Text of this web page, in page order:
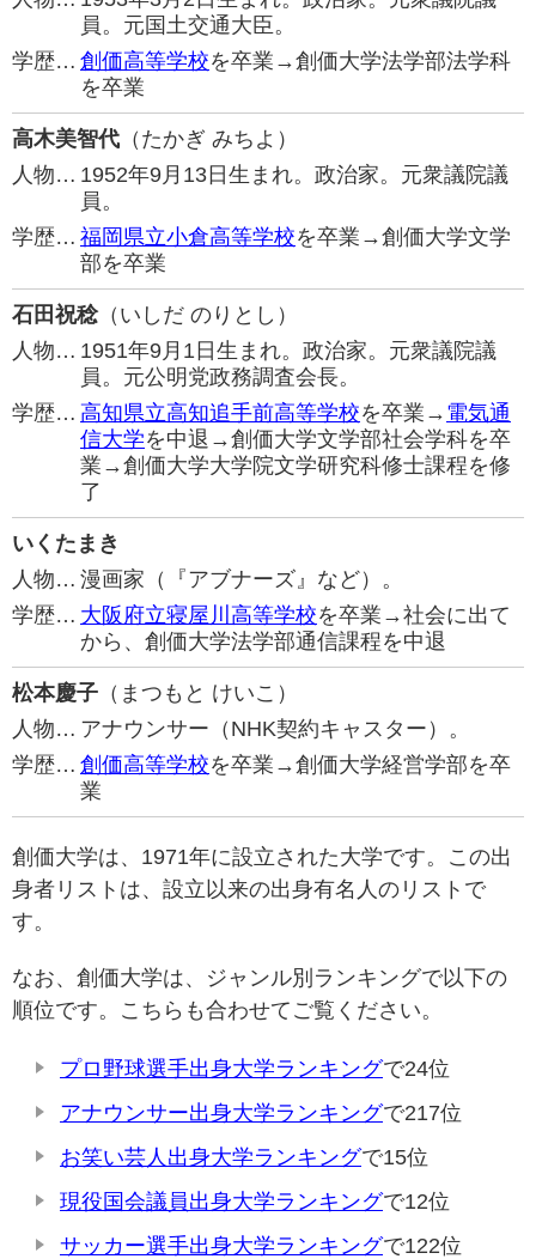
員。元国土交通大臣。
学歴… 創価高等学校を卒業→創価大学法学部法学科
を卒業
高木美智代 （たかぎ みちよ）
人物… 1952年9月13日生まれ。政治家。元衆議院議
員。
学歴… 福岡県立小倉高等学校を卒業→創価大学文学
部を卒業
石田祝稔（いしだ のりとし）
人物… 1951年9月1日生まれ。政治家。元衆議院議
員。元公明党政務調査会長。
学歴… 高知県立高知追手前高等学校を卒業→ 電気通
信大学を中退→創価大学文学部社会学科を卒
業→創価大学大学院文学研究科修士課程を修
了
いくたまき
人物… 漫画家（『アブナーズ』など）。
学歴… 大阪府立寝屋川高等学校を卒業→社会に出て
から、創価大学法学部通信課程を中退
松本慶子 （まつもと けいこ）
人物… アナウンサー（NHK契約キャスター）。
学歴… 創価高等学校を卒業→創価大学経営学部を卒
業
創価大学は、1971年に設立された大学です。この出
身者リストは、設立以来の出身有名人のリストで
す。
なお、創価大学は、ジャンル別ランキングで以下の
順位です。こちらも合わせてご覧ください。
プロ野球選手出身大学ランキングで24位
アナウンサー出身大学ランキングで217位
お笑い芸人出身大学ランキングで15位
現役国会議員出身大学ランキングで12位
サッカー選手出身大学ランキングで122位